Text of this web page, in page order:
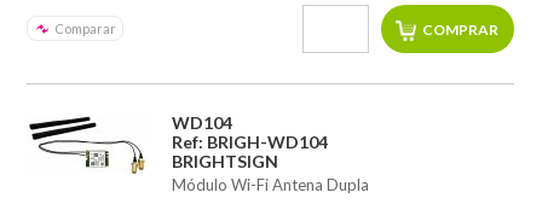
Comparar
WD104
Ref: BRIGH-WD104
BRIGHTSIGN
Módulo Wi-Fi Antena Dupla